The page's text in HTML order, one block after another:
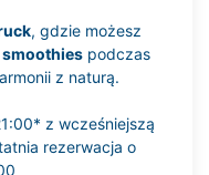
, gdzie możesz
smoothiespodczas
z naturą.
z wcześniejszą
rezerwacja o